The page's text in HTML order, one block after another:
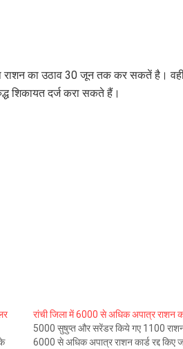
राशन का उठाव 30 जून तक कर सकतें है।
शिकायत दर्ज करा सकते हैं।
रांची जिला में 6000 से अधिक अपात्र राशन
5000 सुषुप्त और सरेंडर किये गए 1100 राशन
6000 से अधिक अपात्र राशन कार्ड रद्द किए